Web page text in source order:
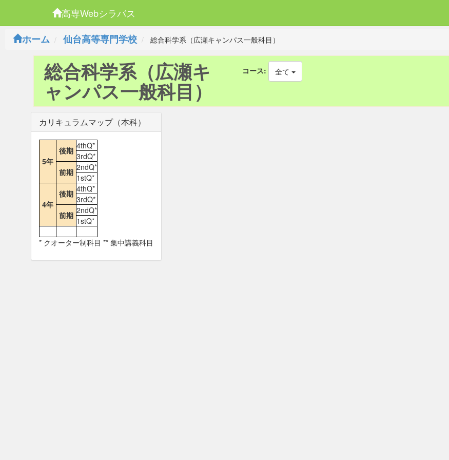
高専Webシラバス
ホーム 仙台高等専門学校 総合科学系（広瀬キャンパス一般科目）
総合科学系（広瀬キ
ャンパス一般科目）
コース: 全て
カリキュラムマップ（本科）
5年
後期 4thQ*
3rdQ*
前期 2ndQ*
1stQ*
4年
後期 4thQ*
3rdQ*
前期 2ndQ*
1stQ*
* クオーター制科目 ** 集中講義科目